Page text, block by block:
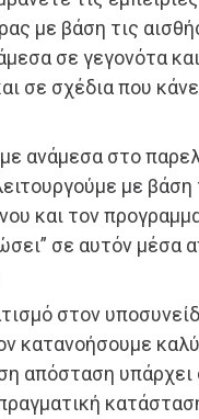
με βάση τις
σε γεγονότα
σε σχέδια που
ανάμεσα στο
με βάση
και τον
σε αυτόν μέσα
στον
κατανοήσουμε
απόσταση